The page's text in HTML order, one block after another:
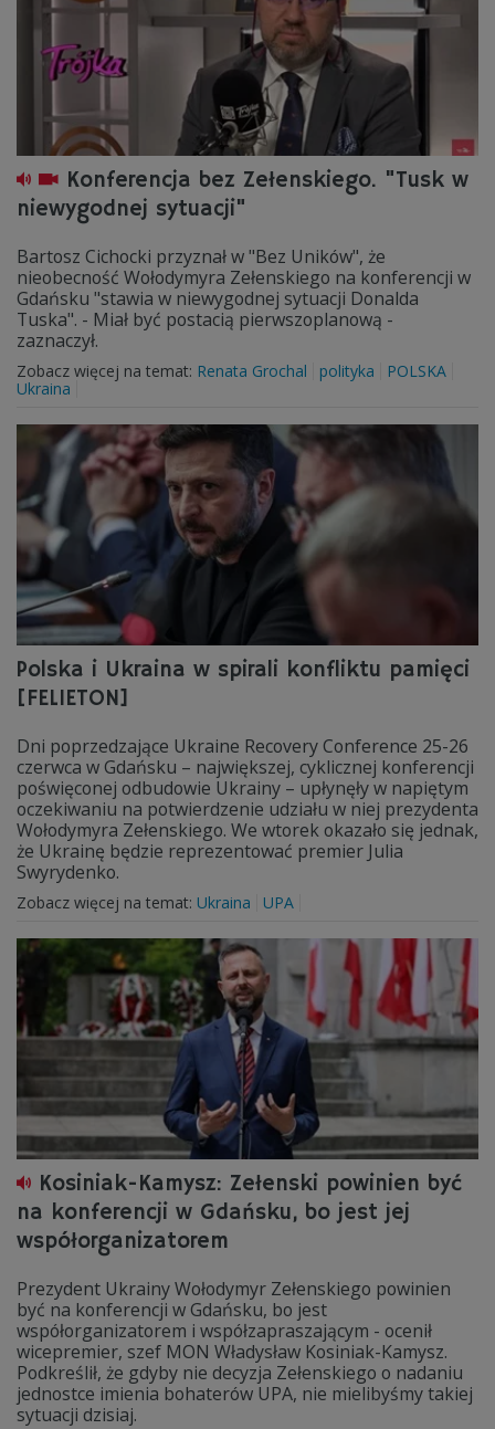
Konferencja bez Zełenskiego. "Tusk w
niewygodnej sytuacji"
Bartosz Cichocki przyznał w "Bez Uników", że
nieobecność Wołodymyra Zełenskiego na konferencji w
Gdańsku "stawia w niewygodnej sytuacji Donalda
Tuska". - Miał być postacią pierwszoplanową -
zaznaczył.
Zobacz więcej na temat: Renata Grochal polityka
POLSKA
Ukraina
Polska i Ukraina w spirali konfliktu pamięci
[FELIETON]
Dni poprzedzające Ukraine Recovery Conference 25-26
czerwca w Gdańsku – największej, cyklicznej konferencji
poświęconej odbudowie Ukrainy – upłynęły w napiętym
oczekiwaniu na potwierdzenie udziału w niej prezydenta
Wołodymyra Zełenskiego. We wtorek okazało się jednak,
że Ukrainę będzie reprezentować premier Julia
Swyrydenko.
Zobacz więcej na temat: Ukraina UPA
Kosiniak-Kamysz: Zełenski powinien być
na konferencji w Gdańsku, bo jest jej
współorganizatorem
Prezydent Ukrainy Wołodymyr Zełenskiego powinien
być na konferencji w Gdańsku, bo jest
współorganizatorem i współzapraszającym - ocenił
wicepremier, szef MON Władysław Kosiniak-Kamysz.
Podkreślił, że gdyby nie decyzja Zełenskiego o nadaniu
jednostce imienia bohaterów UPA, nie mielibyśmy takiej
sytuacji dzisiaj.